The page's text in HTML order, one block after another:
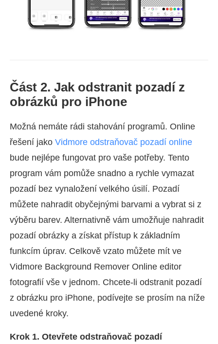
Část 2. Jak odstranit pozadí z
obrázků pro iPhone
Možná nemáte rádi stahování programů. Online
řešení jako Vidmore odstraňovač pozadí online
bude nejlépe fungovat pro vaše potřeby. Tento
program vám pomůže snadno a rychle vymazat
pozadí bez vynaložení velkého úsilí. Pozadí
můžete nahradit obyčejnými barvami a vybrat si z
výběru barev. Alternativně vám umožňuje nahradit
pozadí obrázky a získat přístup k základním
funkcím úprav. Celkově vzato můžete mít ve
Vidmore Background Remover Online editor
fotografií vše v jednom. Chcete-li odstranit pozadí
z obrázku pro iPhone, podívejte se prosím na níže
uvedené kroky.
Krok 1. Otevřete odstraňovač pozadí